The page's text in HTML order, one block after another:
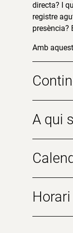
directa? I
registre
presència?
Amb
A qui
Horari